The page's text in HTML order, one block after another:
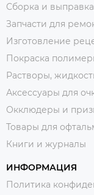
Сборка и
Запчасти для
Изготовление
Покраска
Растворы,
Аксессуары для
Окклюдеры и
Товары для
Книги и журналы
ИНФОРМАЦИЯ
Политика